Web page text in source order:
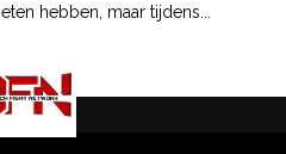
hebben, maar tijdens...